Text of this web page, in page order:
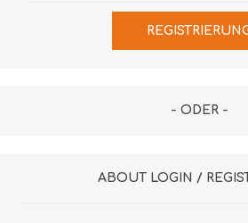
- ODER -
ABOUT LOGIN /